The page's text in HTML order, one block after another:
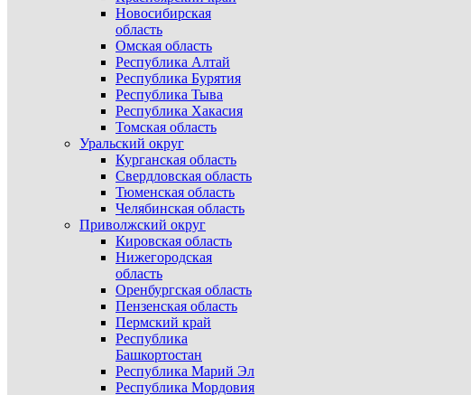
Новосибирская
область
Омская область
Республика Алтай
Республика Бурятия
Республика Тыва
Республика Хакасия
Томская область
Уральский округ
Курганская область
Свердловская область
Тюменская область
Челябинская область
Приволжский округ
Кировская область
Нижегородская
область
Оренбургская область
Пензенская область
Пермский край
Республика
Башкортостан
Республика Марий Эл
Республика Мордовия